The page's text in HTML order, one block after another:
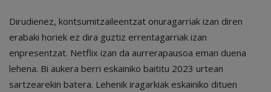
Dirudienez, kontsumitzaileentzat onuragarriak izan diren
erabaki horiek ez dira guztiz errentagarriak izan
enpresentzat. Netflix izan da aurrerapausoa eman duena
lehena. Bi aukera berri eskainiko baititu 2023 urtean
sartzearekin batera. Lehenik iragarkiak eskainiko dituen